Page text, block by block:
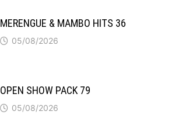
MERENGUE & MAMBO HITS 36
05/08/2026
OPEN SHOW PACK 79
05/08/2026